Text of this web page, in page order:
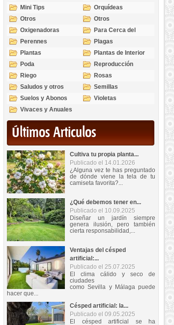
Mini Tips
Orquídeas
Otros
Otros
Oxigenadoras
Para Cerca del
Estanque
Perennes
Plagas
Plantas
Plantas de Interior
Poda
Reproducción
Riego
Rosas
Saludos y otros
temas
Semillas
Suelos y Abonos
Violetas
Vivaces y Anuales
Últimos Articulos
Cultiva tu propia planta...
Publicado el 14.01.2026
¿Alguna vez te has preguntado
de dónde viene la tela de tu
camiseta favorita?...
¿Qué debemos tener en...
Publicado el 10.09.2025
Diseñar un jardín siempre
genera ilusión, pero también
cierta responsabilidad,...
Ventajas del césped
artificial:...
Publicado el 25.07.2025
El clima cálido y seco de
ciudades
como Sevilla y Málaga puede
hacer que...
Césped artificial: la...
Publicado el 09.05.2025
El césped artificial se ha